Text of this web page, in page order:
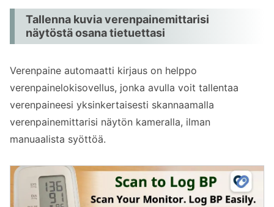
Tallenna kuvia verenpainemittarisi
näytöstä osana tietuettasi
Verenpaine automaatti kirjaus on helppo
verenpainelokisovellus, jonka avulla voit tallentaa
verenpaineesi yksinkertaisesti skannaamalla
verenpainemittarisi näytön kameralla, ilman
manuaalista syöttöä.